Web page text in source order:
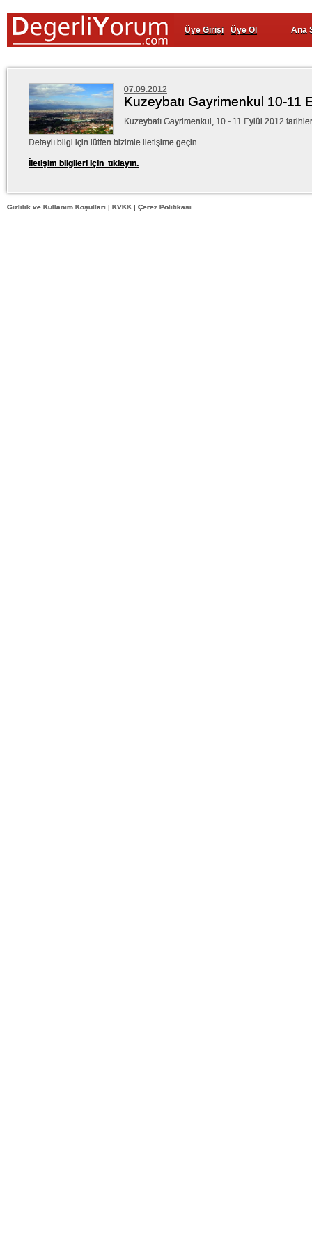
Üye Girişi Üye Ol Ana
07.09.2012
Kuzeybatı Gayrimenkul 10-11
Kuzeybatı Gayrimenkul, 10 - 11 Eylül 2012
Detaylı bilgi için lütfen bizimle iletişime geçin.
İletişim bilgileri için tıklayın.
Gizlilik ve Kullanım Koşulları | KVKK | Çerez Politikası